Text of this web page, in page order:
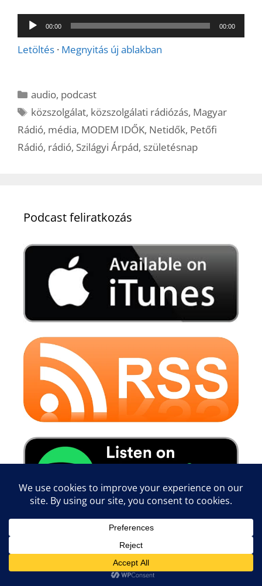
Audió
lejátszó
00:00 00:00
Letöltés · Megnyitás új ablakban
Kategória
audio, podcast
Címkék
közszolgálat, közszolgálati rádiózás, Magyar
Rádió, média, MODEM IDŐK, Netidők, Petőfi
Rádió, rádió, Szilágyi Árpád, születésnap
Podcast feliratkozás